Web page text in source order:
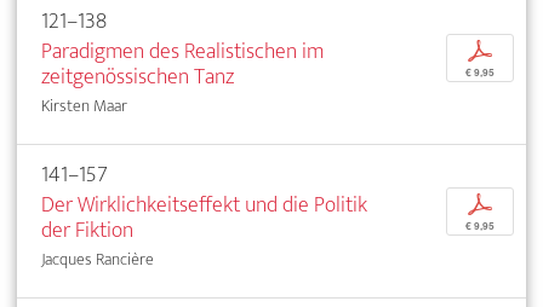
121–138
Paradigmen des Realistischen im
zeitgenössischen Tanz
Kirsten Maar
p
€ 9,95
141–157
Der Wirklichkeitseffekt und die Politik
der Fiktion
Jacques Rancière
p
€ 9,95